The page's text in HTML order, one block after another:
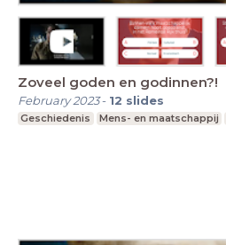
Zoveel goden en godinnen?!
February 2023- 12 slides
Geschiedenis Mens- en maatschappij